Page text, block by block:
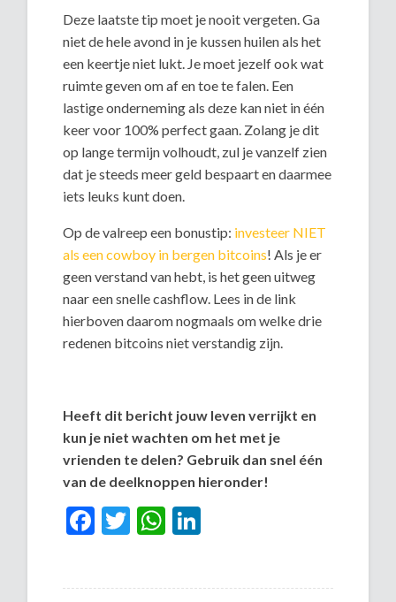
Deze laatste tip moet je nooit vergeten. Ga
niet de hele avond in je kussen huilen als het
een keertje niet lukt. Je moet jezelf ook wat
ruimte geven om af en toe te falen. Een
lastige onderneming als deze kan niet in één
keer voor 100% perfect gaan. Zolang je dit
op lange termijn volhoudt, zul je vanzelf zien
dat je steeds meer geld bespaart en daarmee
iets leuks kunt doen.
Op de valreep een bonustip: investeer NIET
als een cowboy in bergen bitcoins! Als je er
geen verstand van hebt, is het geen uitweg
naar een snelle cashflow. Lees in de link
hierboven daarom nogmaals om welke drie
redenen bitcoins niet verstandig zijn.
Heeft dit bericht jouw leven verrijkt en
kun je niet wachten om het met je
vrienden te delen? Gebruik dan snel één
van de deelknoppen hieronder!
Facebook
TwitterWhatsApp